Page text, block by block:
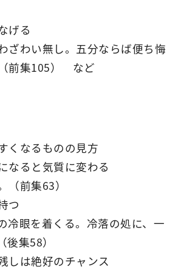
げる
ざわい無し。五分ならば便ち悔
前集105） など
なるものの見方
なると気質に変わる
（前集63）
つ
冷眼を着くる。冷落の処に、一
集58）
しは絶好のチャンス